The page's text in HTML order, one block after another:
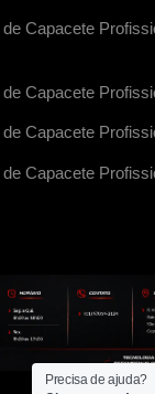
Capacete
Capacete
Capacete
Capacete
Precisa de ajuda?